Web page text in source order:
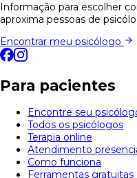
Informação para escolher
aproxima pessoas de
Encontrar meu psicólogo
Para pacientes
Encontre seu
Todos os psicólogos
Terapia online
Atendimento
Como funciona
Ferramentas gratuitas